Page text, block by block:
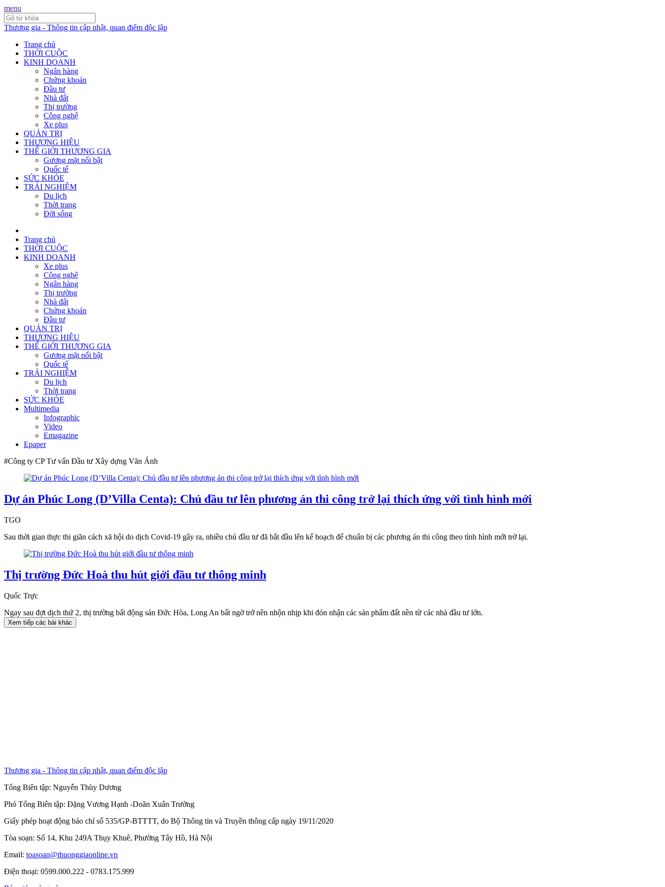
menu
Thương gia - Thông tin cập nhật, quan điểm độc lập
Trang chủ
THỜI CUỘC
KINH DOANH
Ngân hàng
Chứng khoán
Đầu tư
Nhà đất
Thị trường
Công nghệ
Xe plus
QUẢN TRỊ
THƯƠNG HIỆU
THẾ GIỚI THƯƠNG GIA
Gương mặt nổi bật
Quốc tế
SỨC KHỎE
TRẢI NGHIỆM
Du lịch
Thời trang
Đời sống
Trang chủ
THỜI CUỘC
KINH DOANH
Xe plus
Công nghệ
Ngân hàng
Thị trường
Nhà đất
Chứng khoán
Đầu tư
QUẢN TRỊ
THƯƠNG HIỆU
THẾ GIỚI THƯƠNG GIA
Gương mặt nổi bật
Quốc tế
TRẢI NGHIỆM
Du lịch
Thời trang
SỨC KHỎE
Multimedia
Infographic
Video
Emagazine
Epaper
#Công ty CP Tư vấn Đầu tư Xây dựng Văn Ánh
Dự án Phúc Long (D’Villa Centa): Chủ đầu tư lên phương án thi công trở lại thích ứng với tình hình mới
TGO
Sau thời gian thực thi giãn cách xã hội do dịch Covid-19 gây ra, nhiều chủ đầu tư đã bắt đầu lên kế hoạch để chuẩn bị các phương án thi công theo tình hình mới trở lại.
Thị trường Đức Hoà thu hút giới đầu tư thông minh
Quốc Trực
Ngay sau đợt dịch thứ 2, thị trường bất động sản Đức Hòa, Long An bất ngờ trở nên nhộn nhịp khi đón nhận các sản phẩm đất nền từ các nhà đầu tư lớn.
Xem tiếp các bài khác
Thương gia - Thông tin cập nhật, quan điểm độc lập
Tổng Biên tập: Nguyễn Thùy Dương
Phó Tổng Biên tập: Đặng Vương Hạnh -Doãn Xuân Trường
Giấy phép hoạt động báo chí số 535/GP-BTTTT, do Bộ Thông tin và Truyền thông cấp ngày 19/11/2020
Tòa soạn: Số 14, Khu 249A Thụy Khuê, Phường Tây Hồ, Hà Nội
Email: toasoan@thuonggiaonline.vn
Điện thoại: 0599.000.222 - 0783.175.999